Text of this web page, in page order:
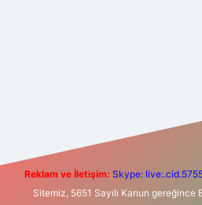
Reklam ve İletişim: Skype:
Sitemiz, 5651 Sayılı Kanun